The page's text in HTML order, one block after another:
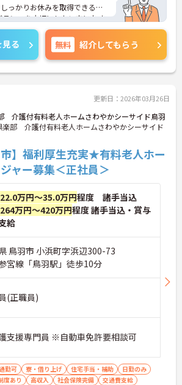
っかりお休みを取得できるの
ンスを大切にしたい方におす
頑張りが評価されてしっかり
す。
面接対策ポイントなど、さら
ますのでお気軽にご相談くだ
る 無料 紹介してもらう
更新日：2026年03月26日
介護付有料老人ホームさわやかシーサイド鳥羽
楽部 介護付有料老人ホームさわやかシーサイド
市】福利厚生充実★有料老人ホー
ャー募集＜正社員＞
22.0万円～35.0万円程度 諸手当込
264万円～420万円程度 諸手当込・賞与
給
鳥羽市 小浜町字浜辺300-73
宮線「鳥羽駅」徒歩10分
(正職員)
支援専門員 ※自動車免許要相談可
勤可 寮・借り上げ 住宅手当・補助
日勤のみ
度あり 高収入 社会保険完備 交通費支給